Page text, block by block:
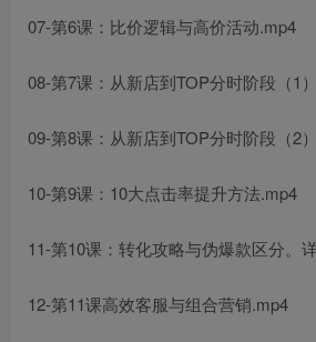
07-第6课：比价逻辑与高价活动.mp4
08-第7课：从新店到TOP分时阶段（1
09-第8课：从新店到TOP分时阶段（2
10-第9课：10大点击率提升方法.mp4
11-第10课：转化攻略与伪爆款区分。
12-第11课高效客服与组合营销.mp4